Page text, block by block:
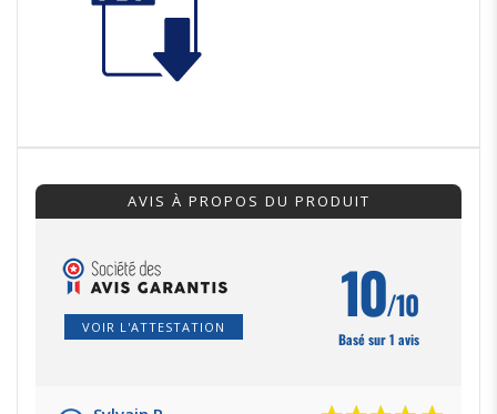
AVIS À PROPOS DU PRODUIT
VOIR L'ATTESTATION 10/10
Basé sur 1 avis